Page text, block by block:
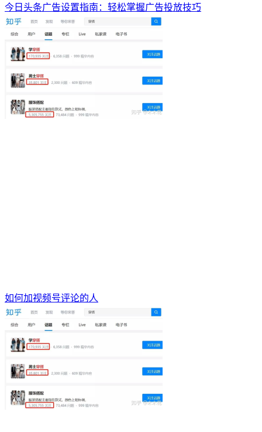
今日头条广告设置指南：轻松掌握广告投放技巧
如何加视频号评论的人